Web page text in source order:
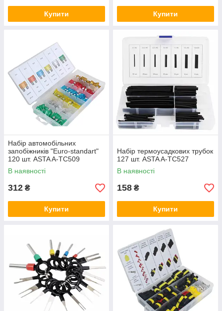
Купити Купити
Набір автомобільних
запобіжників "Euro-standart"
120 шт. ASTA A-TC509
В наявності
312 ₴
Купити
Набір термоусадкових трубок
127 шт. ASTA A-TC527
В наявності
158 ₴
Купити